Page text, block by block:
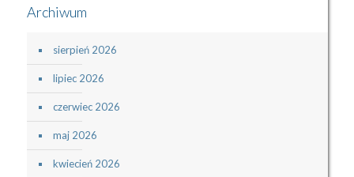
Archiwum
sierpień 2026
lipiec 2026
czerwiec 2026
maj 2026
kwiecień 2026